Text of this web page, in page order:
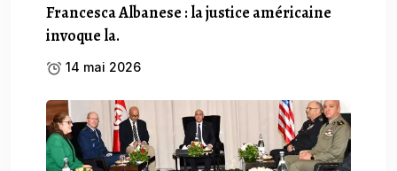
Francesca Albanese : la justice américaine
invoque la.
14 mai 2026